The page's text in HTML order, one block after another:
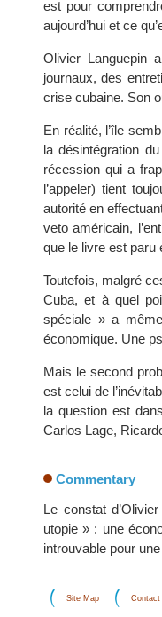
est pour
aujourd’hui et ce
Olivier Languepin
journaux, des
crise cubaine. Son
En réalité, l’île
la désintégration
récession qui a
l’appeler) tient
autorité en
veto américain,
que le livre est paru
Toutefois, malgré
Cuba, et à quel
spéciale » a
économique. Une
Mais le second
est celui de
la question est
Carlos Lage,
Commentary
Le constat
utopie » : une
introuvable pour
Site Map Contact